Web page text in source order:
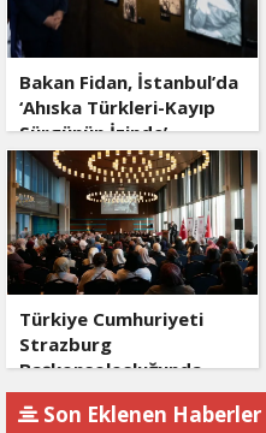
Bakan Fidan, İstanbul’da
‘Ahıska Türkleri-Kayıp
Sürgünün İzinde’
sergisinin açılışına katıldı
Türkiye Cumhuriyeti
Strazburg
Başkonsolosluğunda
Ahıska Türklerine özel
program
Son Eklenen Haberler